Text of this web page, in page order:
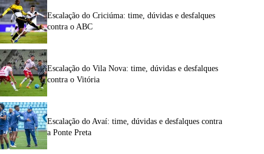
Escalação do Criciúma: time, dúvidas e desfalques
contra o ABC
Escalação do Vila Nova: time, dúvidas e desfalques
contra o Vitória
Escalação do Avaí: time, dúvidas e desfalques contra
a Ponte Preta